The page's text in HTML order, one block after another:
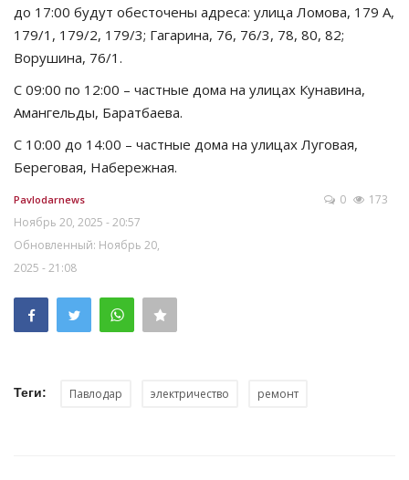
Қазақша Русский
до 17:00 будут обесточены адреса: улица Ломова, 179 А,
179/1, 179/2, 179/3; Гагарина, 76, 76/3, 78, 80, 82;
Ворушина, 76/1.
С 09:00 по 12:00 – частные дома на улицах Кунавина,
Амангельды, Баратбаева.
С 10:00 до 14:00 – частные дома на улицах Луговая,
Береговая, Набережная.
Pavlodarnews
Ноябрь 20, 2025 - 20:57
Обновленный: Ноябрь 20,
2025 - 21:08
0 173
Теги: Павлодар электричество ремонт